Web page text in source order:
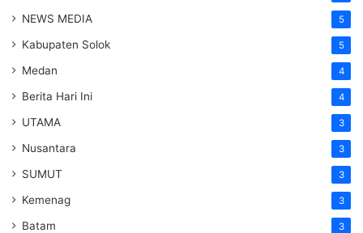
NEWS MEDIA 5
Kabupaten Solok 5
Medan 4
Berita Hari Ini 4
UTAMA 3
Nusantara 3
SUMUT 3
Kemenag 3
Batam 3